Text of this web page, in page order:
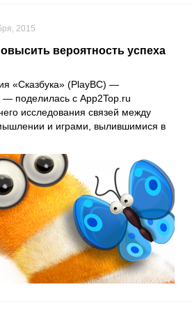
2015
вероятность успеха
«Сказбука» (PlayBC) —
поделилась с App2Top.ru
исследования связей между
и играми, вылившимися в